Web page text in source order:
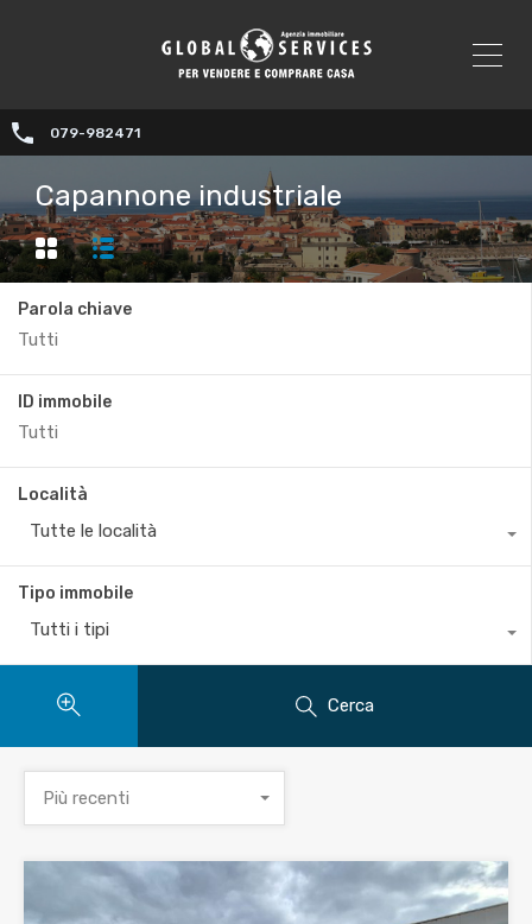
079-982471
Capannone industriale
Parola chiave
ID immobile
Località
Tutte le località
Tipo immobile
Tutti i tipi
Cerca
Più recenti